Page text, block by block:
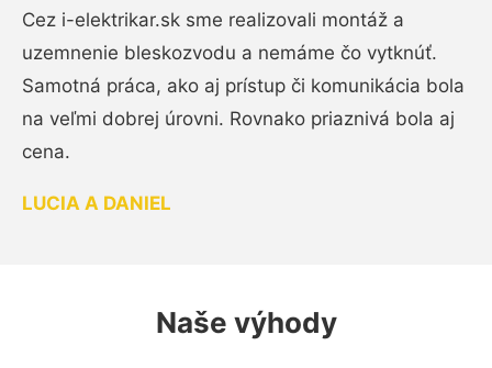
Cez i-elektrikar.sk sme realizovali montáž a
uzemnenie bleskozvodu a nemáme čo vytknúť.
Samotná práca, ako aj prístup či komunikácia bola
na veľmi dobrej úrovni. Rovnako priaznivá bola aj
cena.
LUCIA A DANIEL
Naše výhody